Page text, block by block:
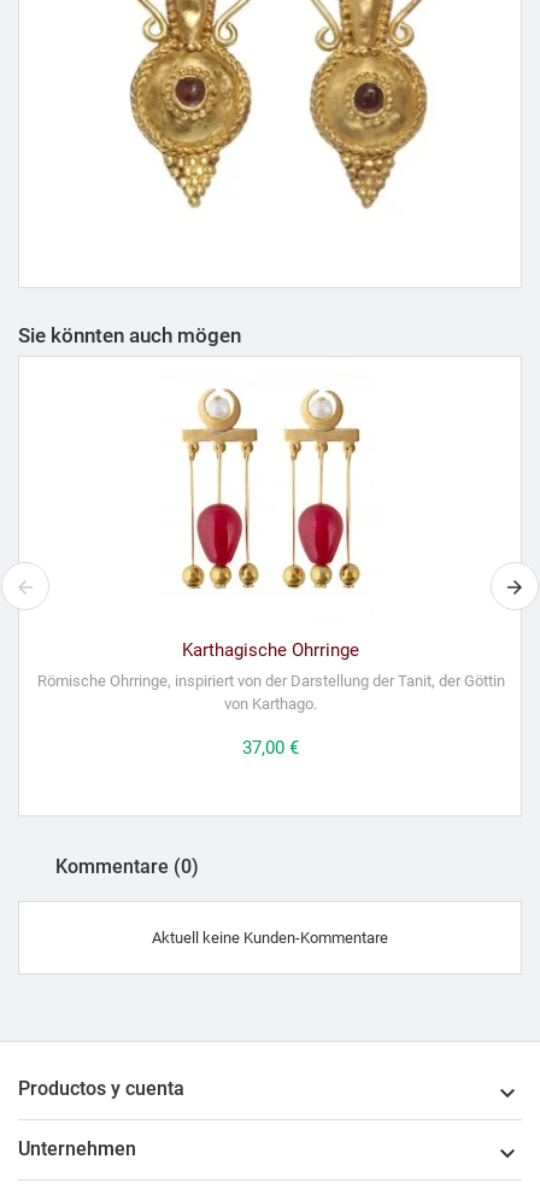
Sie könnten auch mögen
Karthagische Ohrringe
Römische Ohrringe, inspiriert von der Darstellung der Tanit, der Göttin
von Karthago.
Preis
37,00 €
Kommentare (0)
Aktuell keine Kunden-Kommentare
Productos y cuenta 
Unternehmen 